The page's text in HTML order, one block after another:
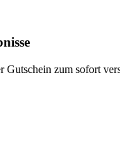
Gutschein zum sofort